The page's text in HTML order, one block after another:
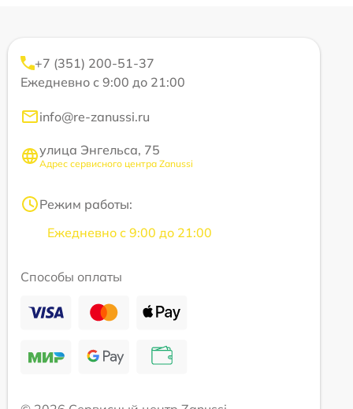
+7 (351) 200-51-37
Ежедневно с 9:00 до 21:00
info@re-zanussi.ru
улица Энгельса, 75
Адрес сервисного центра Zanussi
Режим работы:
Ежедневно с 9:00 до 21:00
Способы оплаты